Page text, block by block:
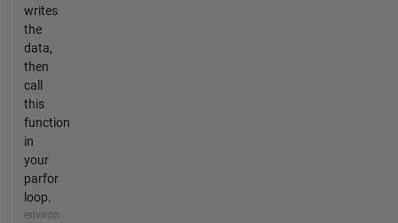
writes
the
data,
then
call
this
function
in
your
parfor
loop.
environ